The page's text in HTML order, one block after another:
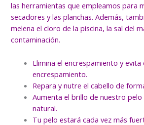
las herramientas que empleamos para
secadores y las planchas. Además,
melena el cloro de la piscina, la sal del
contaminación.
Elimina el encrespamiento y
encrespamiento.
Repara y nutre el cabello de
Aumenta el brillo de nuestro
natural.
Tu pelo estará cada vez más